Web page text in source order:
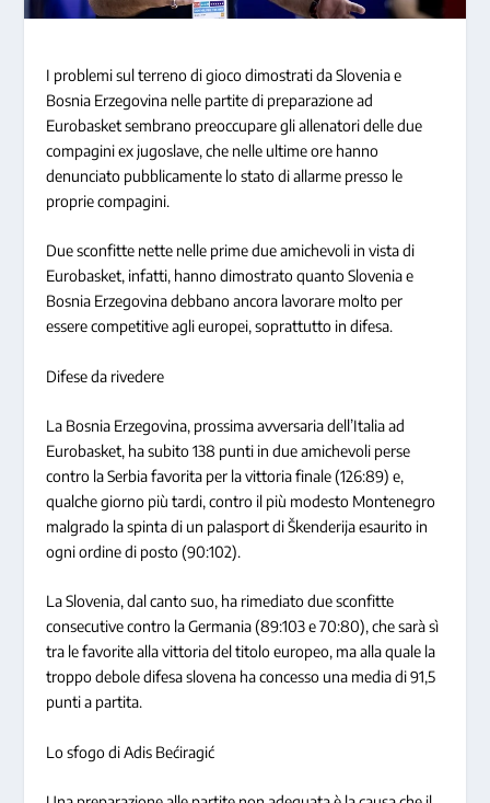
I problemi sul terreno di gioco dimostrati da Slovenia e
Bosnia Erzegovina nelle partite di preparazione ad
Eurobasket sembrano preoccupare gli allenatori delle due
compagini ex jugoslave, che nelle ultime ore hanno
denunciato pubblicamente lo stato di allarme presso le
proprie compagini.
Due sconfitte nette nelle prime due amichevoli in vista di
Eurobasket, infatti, hanno dimostrato quanto Slovenia e
Bosnia Erzegovina debbano ancora lavorare molto per
essere competitive agli europei, soprattutto in difesa.
Difese da rivedere
La Bosnia Erzegovina, prossima avversaria dell’Italia ad
Eurobasket, ha subito 138 punti in due amichevoli perse
contro la Serbia favorita per la vittoria finale (126:89) e,
qualche giorno più tardi, contro il più modesto Montenegro
malgrado la spinta di un palasport di Škenderija esaurito in
ogni ordine di posto (90:102).
La Slovenia, dal canto suo, ha rimediato due sconfitte
consecutive contro la Germania (89:103 e 70:80), che sarà sì
tra le favorite alla vittoria del titolo europeo, ma alla quale la
troppo debole difesa slovena ha concesso una media di 91,5
punti a partita.
Lo sfogo di Adis Bećiragić